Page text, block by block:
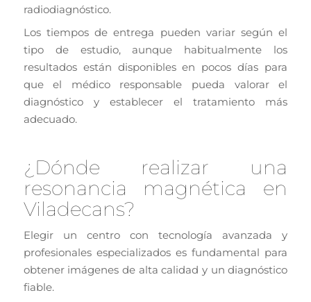
radiodiagnóstico.
Los tiempos de entrega pueden variar según el
tipo de estudio, aunque habitualmente los
resultados están disponibles en pocos días para
que el médico responsable pueda valorar el
diagnóstico y establecer el tratamiento más
adecuado.
¿Dónde realizar una
resonancia magnética en
Viladecans?
Elegir un centro con tecnología avanzada y
profesionales especializados es fundamental para
obtener imágenes de alta calidad y un diagnóstico
fiable.